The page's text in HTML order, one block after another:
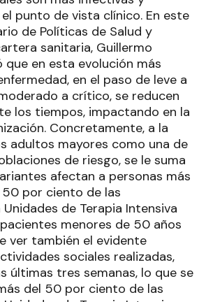
punto de vista clínico. En este
de Políticas de Salud y
sanitaria, Guillermo
que en esta evolución más
en el paso de leve a
a crítico, se reducen
los tiempos, impactando en la
Concretamente, a la
adultos mayores como una de
de riesgo, se le suma
afectan a personas más
50 por ciento de las
de Terapia Intensiva
menores de 50 años
ver también el evidente
sociales realizadas,
últimas tres semanas, lo que se
del 50 por ciento de las